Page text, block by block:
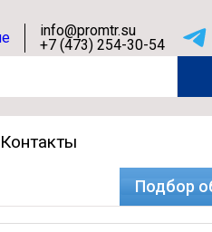
info@promtr.su
+7 (473) 254-30-54
Контакты
Подбор